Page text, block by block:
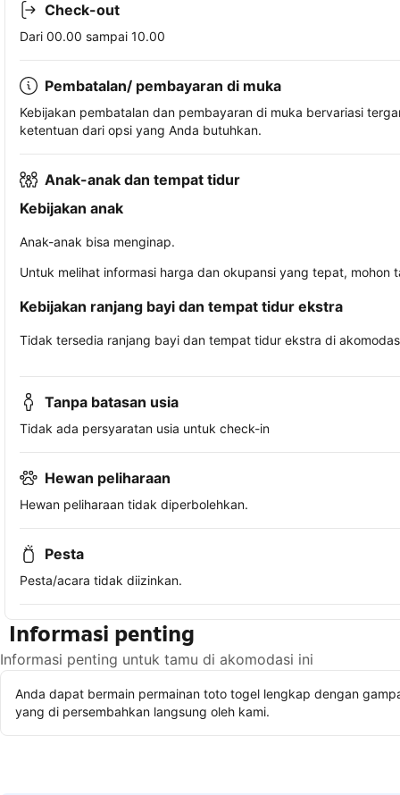
Check-out
Dari 00.00 sampai 10.00
Pembatalan/ pembayaran di muka
Kebijakan pembatalan dan pembayaran di muka bervariasi
ketentuan dari opsi yang Anda butuhkan.
Anak-anak dan tempat tidur
Kebijakan anak
Anak-anak bisa menginap.
Untuk melihat informasi harga dan okupansi yang tepat,
Kebijakan ranjang bayi dan tempat tidur ekstra
Tidak tersedia ranjang bayi dan tempat tidur ekstra di
Tanpa batasan usia
Tidak ada persyaratan usia untuk check-in
Hewan peliharaan
Hewan peliharaan tidak diperbolehkan.
Pesta
Pesta/acara tidak diizinkan.
Informasi penting
Informasi penting untuk tamu di akomodasi ini
Anda dapat bermain permainan toto togel lengkap dengan
yang di persembahkan langsung oleh kami.